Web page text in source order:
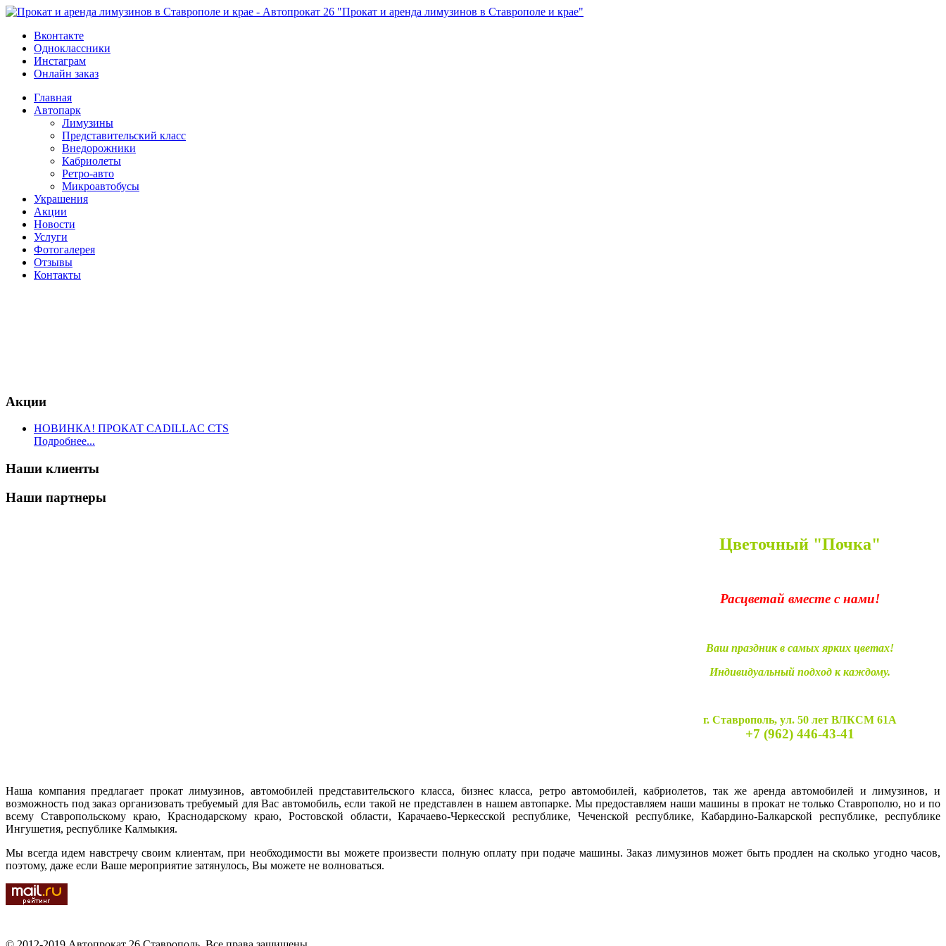
"Прокат и аренда лимузинов в Ставрополе и крае"
Вконтакте
Одноклассники
Инстаграм
Онлайн заказ
Главная
Автопарк
Лимузины
Представительский класс
Внедорожники
Кабриолеты
Ретро-авто
Микроавтобусы
Украшения
Акции
Новости
Услуги
Фотогалерея
Отзывы
­Контакты
Акции
НОВИНКА! ПРОКАТ CADILLAC CTS
Подробнее...
Наши клиенты
Наши партнеры
Цветочный "Почка"
Расцветай вместе с нами!
Ваш праздник в самых ярких цветах!
Индивидуальный подход к каждому.
г. Ставрополь, ул. 50 лет ВЛКСМ 61А
+7 (962) 446-43-41
Наша компания предлагает прокат лимузинов, автомобилей представительского класса, бизнес класса, ретро автомобилей, кабриолетов, так же аренда автомобилей и лимузинов, и
возможность под заказ организовать требуемый для Вас автомобиль, если такой не представлен в нашем автопарке. Мы предоставляем наши машины в прокат не только Ставрополю, но и по
всему Ставропольскому краю, Краснодарскому краю, Ростовской области, Карачаево-Черкесской республике, Чеченской республике, Кабардино-Балкарской республике, республике
Ингушетия, республике Калмыкия.
Мы всегда идем навстречу своим клиентам, при необходимости вы можете произвести полную оплату при подаче машины. Заказ лимузинов может быть продлен на сколько угодно часов,
поэтому, даже если Ваше мероприятие затянулось, Вы можете не волноваться.